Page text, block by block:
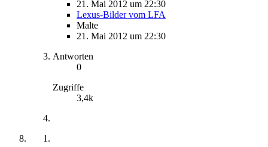
21. Mai 2012 um 22:30
Lexus-Bilder vom LFA
Malte
21. Mai 2012 um 22:30
Antworten
0
Zugriffe
3,4k